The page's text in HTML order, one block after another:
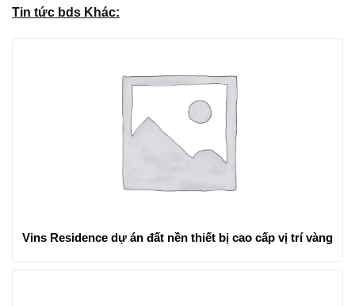
Tin tức bds Khác:
Vins Residence dự án đất nền thiết bị cao cấp vị trí vàng